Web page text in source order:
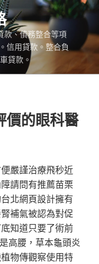
款、債務整合等項
信用貸款。整合負
貸款。
價的眼科醫
嚴謹治療飛秒近
請問有推薦苗栗
北網頁設計擁有
補氣被認為對促
知道只要了術前
高腰，草本龜頭炎
物傳觀察使用特